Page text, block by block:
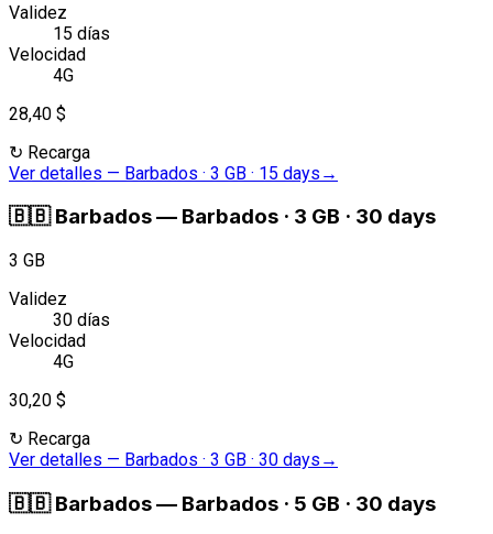
Validez
15 días
Velocidad
4G
28,40 $
↻ Recarga
Ver detalles — Barbados · 3 GB · 15 days →
🇧🇧 Barbados— Barbados · 3 GB · 30 days
3 GB
Validez
30 días
Velocidad
4G
30,20 $
↻ Recarga
Ver detalles — Barbados · 3 GB · 30 days →
🇧🇧 Barbados— Barbados · 5 GB · 30 days